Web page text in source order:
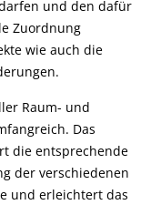
und den dafür
Zuordnung
wie auch die
Raum- und
Das
die entsprechende
der verschiedenen
und erleichtert das